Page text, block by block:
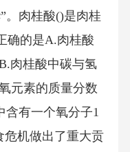
。肉桂酸()是肉桂
确的是A.肉桂酸
肉桂酸中碳与氢
元素的质量分数
含有一个氧分子1
危机做出了重大贡